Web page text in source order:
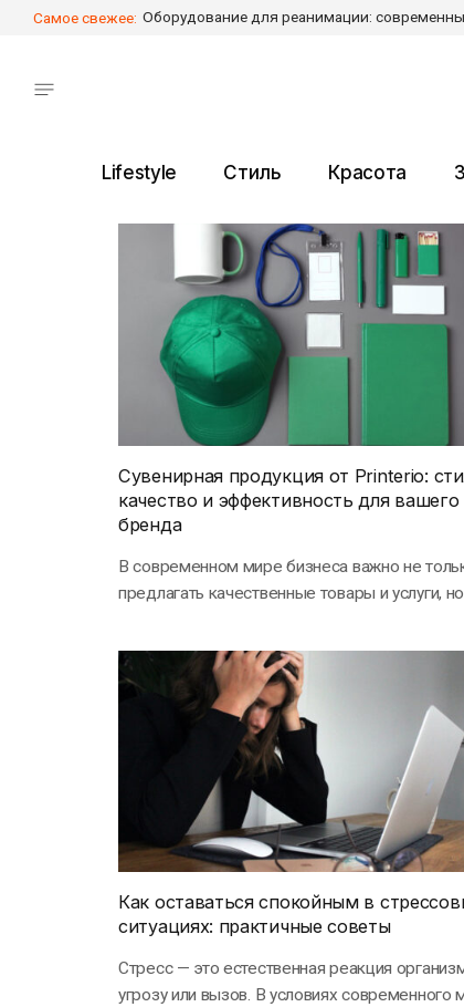
Самое свежее:
Lifestyle Стиль Красота
Сувенирная продукция от Printerio:
качество и эффективность для вашего
бренда
В современном мире бизнеса важно не
предлагать качественные товары и услуги,
Как оставаться спокойным в
ситуациях: практичные советы
Стресс — это естественная реакция
угрозу или вызов. В условиях современного